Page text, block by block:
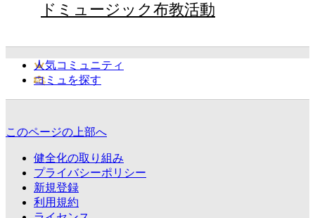
ドミュージック布教活動
人気コミュニティ
コミュを探す
このページの上部へ
健全化の取り組み
プライバシーポリシー
新規登録
利用規約